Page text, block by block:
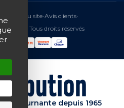
Plan du site•Avis clients•
- Tous droits réservés
tournante depuis 1965